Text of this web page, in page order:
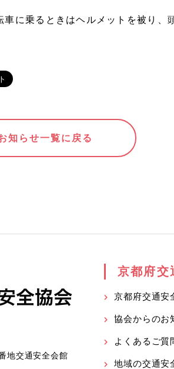
車に乗るときはヘルメットを被り、
知らせ一覧に戻る
地交通安全会館
京都府交
京都府交通安
協会からのお
よくあるご質
地域の交通安